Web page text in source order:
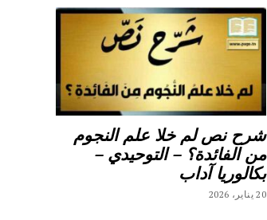
شرح نص لم خلا علم النجوم
من الفائدة؟ – التوحيدي –
بكالوريا آداب
20 يناير، 2026